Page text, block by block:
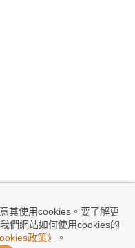
其使用cookies。要了解更
們網站如何使用cookies的
政策》 。